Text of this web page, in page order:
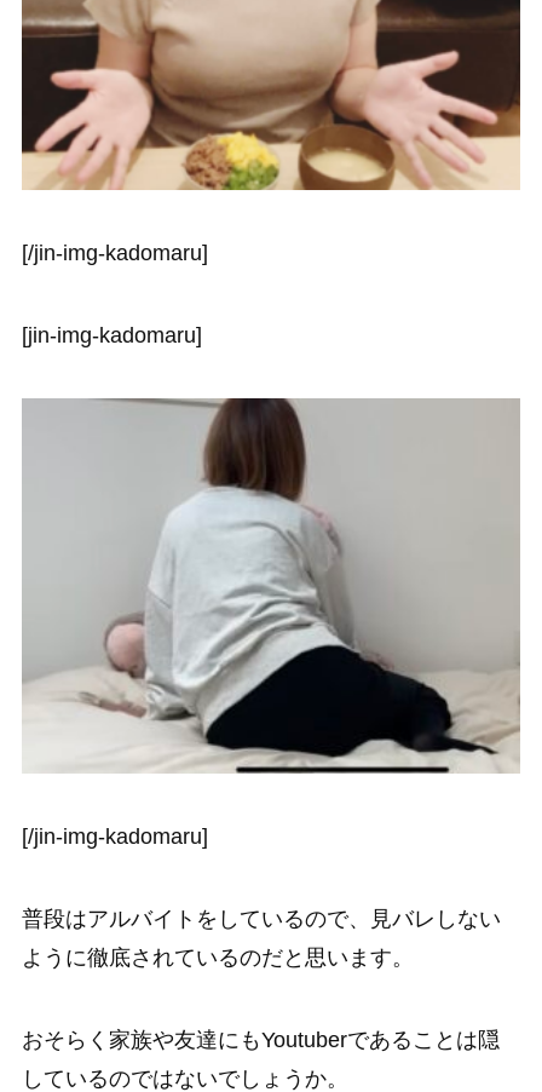
[/jin-img-kadomaru]
[jin-img-kadomaru]
[/jin-img-kadomaru]
普段はアルバイトをしているので、見バレしない
ように徹底されているのだと思います。
おそらく家族や友達にもYoutuberであることは隠
しているのではないでしょうか。